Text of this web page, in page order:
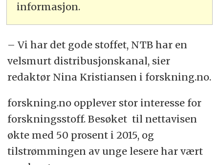
informasjon.
– Vi har det gode stoffet, NTB har en
velsmurt distribusjonskanal, sier
redaktør Nina Kristiansen i forskning.no.
forskning.no opplever stor interesse for
forskningsstoff. Besøket til nettavisen
økte med 50 prosent i 2015, og
tilstrømmingen av unge lesere har vært